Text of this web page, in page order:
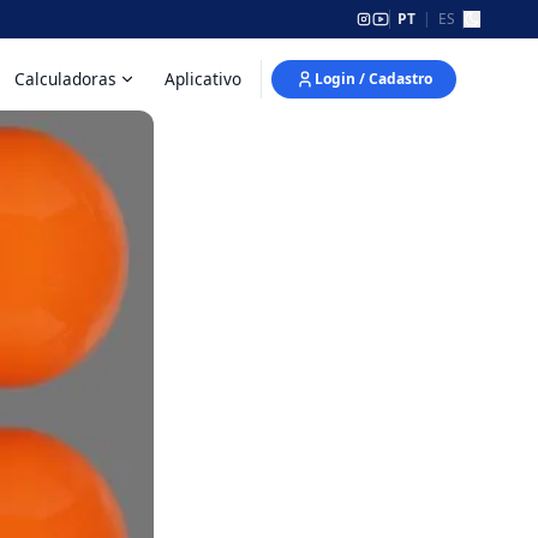
PT | ES
Calculadoras Aplicativo Login / Cadastro